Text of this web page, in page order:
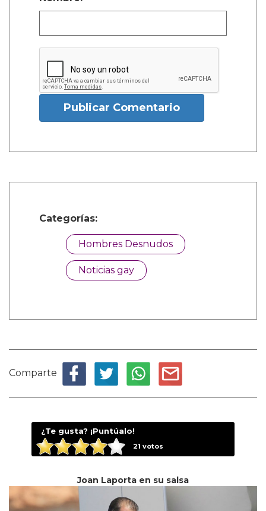
Publicar Comentario
Categorías:
Hombres Desnudos
Noticias gay
Comparte
¿Te gusta? ¡Puntúalo!
21 votos
Joan Laporta en su salsa